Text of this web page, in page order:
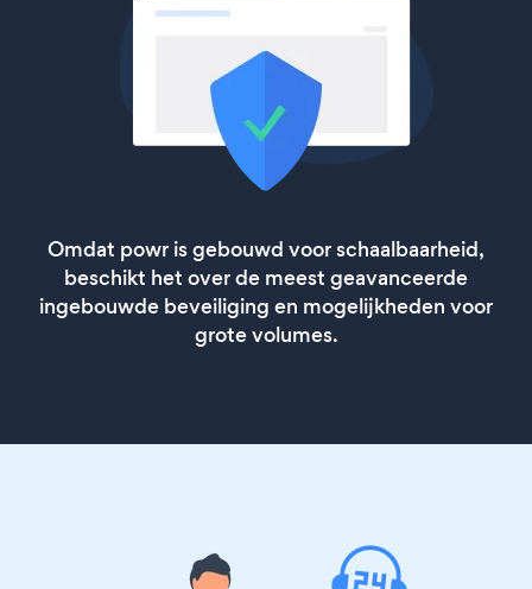
Omdat powr is gebouwd voor schaalbaarheid,
beschikt het over de meest geavanceerde
ingebouwde beveiliging en mogelijkheden voor
grote volumes.